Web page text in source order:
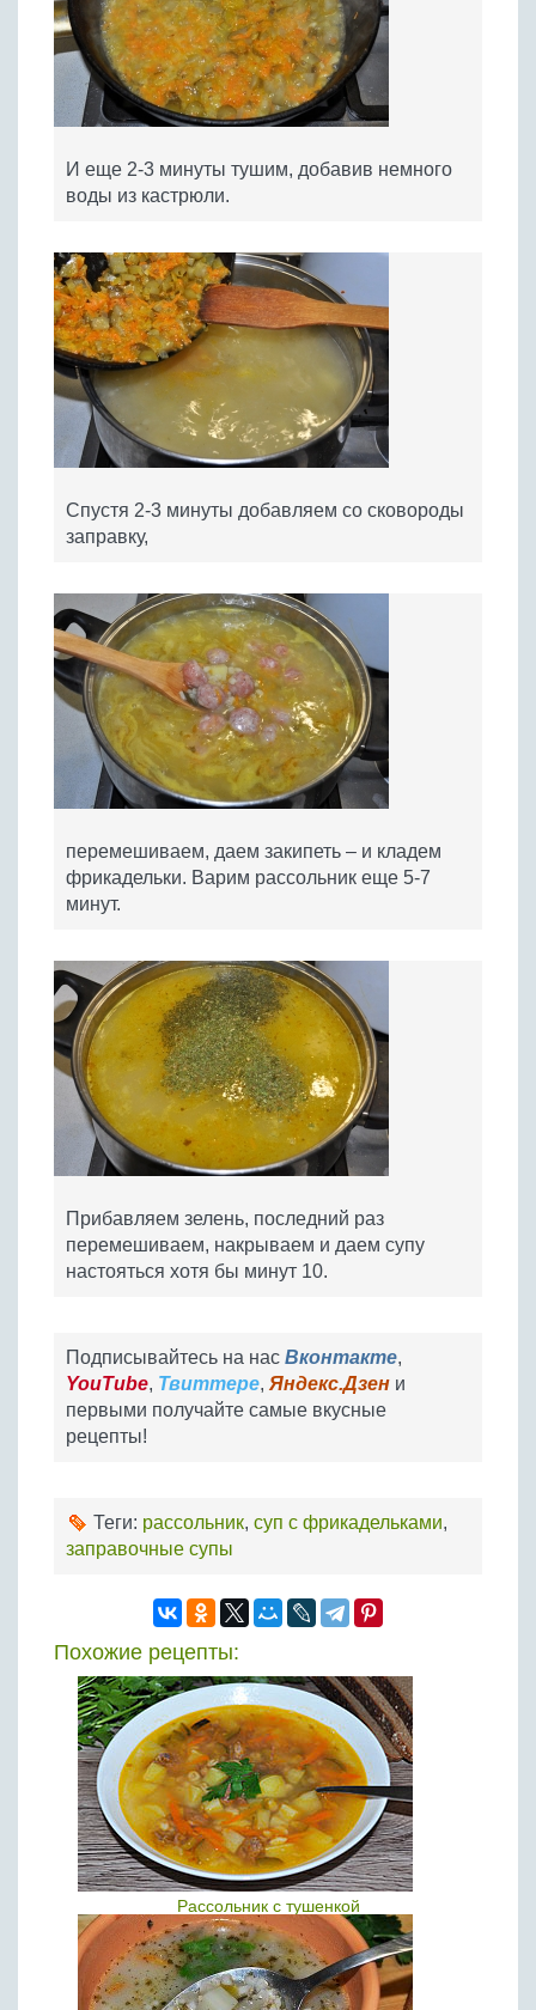
И еще 2-3 минуты тушим, добавив немного
воды из кастрюли.
Спустя 2-3 минуты добавляем со сковороды
заправку,
перемешиваем, даем закипеть – и кладем
фрикадельки. Варим рассольник еще 5-7
минут.
Прибавляем зелень, последний раз
перемешиваем, накрываем и даем супу
настояться хотя бы минут 10.
Подписывайтесь на нас Вконтакте,
YouTube, Твиттере, Яндекс.Дзен и
первыми получайте самые вкусные
рецепты!
Теги: рассольник, суп с фрикадельками,
заправочные супы
Похожие рецепты:
Рассольник с тушенкой